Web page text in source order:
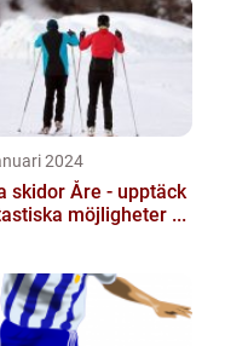
2024
skidor Åre - upptäck
möjligheter ...